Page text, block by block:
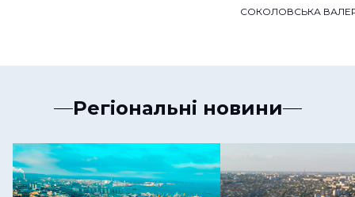
СОКОЛОВСЬКА
Регіональні новини